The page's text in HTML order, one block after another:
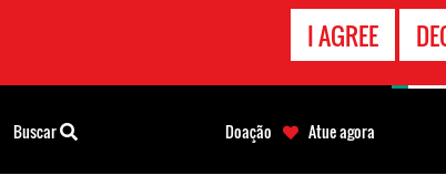
I AGREE
Buscar Doação Atue agora